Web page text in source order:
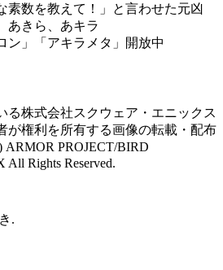
素数を教えて！」と言わせた元凶
あきら、あキラ
ン」「アキラメタ」開放中
る株式会社スクウェア・エニックス
が権利を所有する画像の転載・配布
PROJECT/BIRD
Rights Reserved.
.